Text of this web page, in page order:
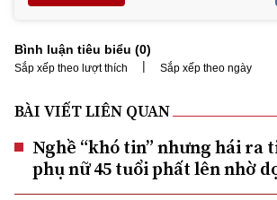
Bình luận tiêu biểu (0)
Sắp xếp theo lượt thích | Sắp xếp theo ngày
BÀI VIẾT LIÊN QUAN
Nghề “khó tin” nhưng hái ra
phụ nữ 45 tuổi phất lên nhờ